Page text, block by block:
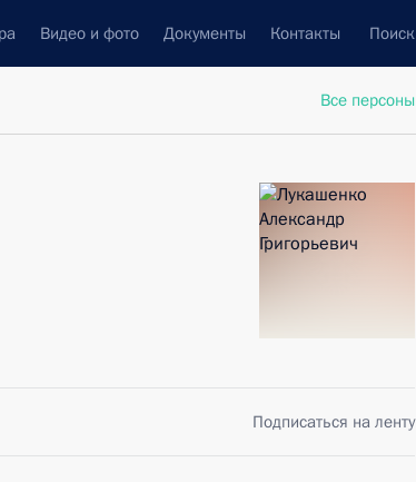
Видео и фото Документы Контакты Поиск
Все персоны
Подписаться на ленту